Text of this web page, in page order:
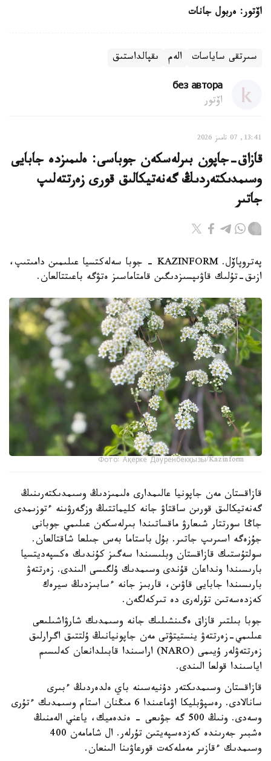
اۆتور: ەربول جانات
سىرتقى ساياسات الەم ىقپالداستىق
без автора
اۆتور
13:41, 07 تامىز 2026
قازاق-جاپون بىرلەسكەن جوباسى: ەلىمىزدە جابايى
وسىمدىكتەردىڭ گەنەتيكالىق قورى زەرتتەلىپ
جاتىر
پەتروپاۆل. KAZINFORM - جوبا سەلەكتسيا عىلىمىن دامىتىپ،
ازىق-تۇلىك قاۋىپسىزدىگىن قامتاماسىز ەتۋگە باعىتتالعان.
Фото: Ақерке Дәуренбекқызы/Kazinform
قازاقستان مەن جاپونيا عالىمدارى ەلىمىزدىڭ وسىمدىكتەرىنىڭ
گەنەتيكالىق قورىن ساقتاۋ جانە كليماتتىڭ وزگەرۋىنە ءتوزىمدى
جاڭا سورتتار شىعارۋ ماقساتىندا بىرلەسكەن عىلىمي جوبانى
جۇزەگە اسىرىپ جاتىر. بۇل باستاما بەس جىلعا شاقتالعان.
سولتۇستىك قازاقستان وبلىسىندا سەگىز كۇندىك ەكسپەديتسيا
بارىسىندا ونداعان قۇندى وسىمدىك ۇلگىسى الىندى. زەرتتەۋ
بارىسىندا جابايى قاۋىن، قاربىز جانە ءسابىزدىڭ سيرەك
كەزدەسەتىن تۇرلەرى دە تىركەلگەن.
جوبا بىلتىر قازاق ەگىنشىلىك جانە وسىمدىك شارۋاشىلىعى
عىلىمي-زەرتتەۋ ينستيتۋتى مەن جاپونيانىڭ ۇلتتىق اگرارلىق
زەرتتەۋلەر ۇيىمى (NARO) اراسىندا قابىلدانعان كەلىسىم
اياسىندا قولعا الىندى.
قازاقستان وسىمدىكتەر دۇنيەسىنە باي ەلدەردىڭ ءبىرى
سانالادى. رەسپۋبليكا اۋماعىندا 6 مىڭنان استام وسىمدىك ءتۇرى
وسەدى. ونىڭ 500 گە جۋىعى - ەندەميك، ياعني الەمنىڭ
ەشبىر جەرىندە كەزدەسپەيتىن تۇرلەر. ال شامامەن 400
وسىمدىك ءقازىر مەملەكەت قورعاۋىنا الىنعان.